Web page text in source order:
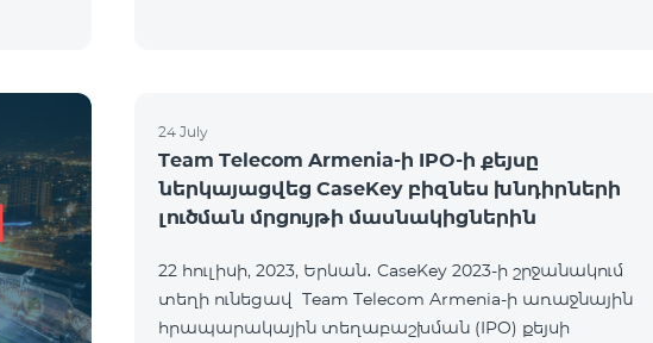
24 July
Team Telecom Armenia-ի IPO-ի քեյսը
ներկայացվեց CaseKey բիզնես խնդիրների
լուծման մրցույթի մասնակիցներին
22 հուլիսի, 2023, Երևան․ CaseKey 2023-ի շրջանակում
տեղի ունեցավ Team Telecom Armenia-ի առաջնային
հրապարակային տեղաբաշխման (IPO) քեյսի